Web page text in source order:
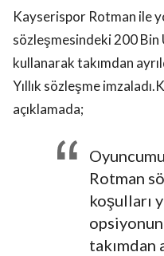
Kayserispor Rotman ile
sözleşmesindeki 200 Bin
kullanarak takımdan
Yıllık sözleşme
açıklamada;
Rotman
koşulları
takımdan